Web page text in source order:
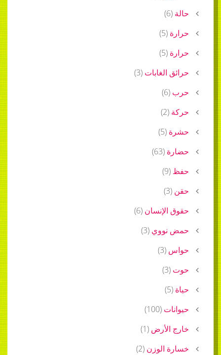
حالة (
6
)
حرارة (
5
)
حرارة (
5
)
حرائق الغابات (
3
)
حرب (
6
)
حركة (
2
)
حشرة (
5
)
حضارة (
63
)
حفظ (
9
)
حقن (
3
)
حقوق الإنسان (
6
)
حمض نووي (
3
)
حواس (
3
)
حوت (
3
)
حياة (
5
)
حيوانات (
100
)
خارج الأرض (
1
)
خسارة الوزن (
2
)